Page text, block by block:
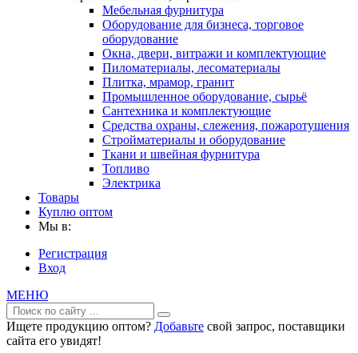
Мебельная фурнитура
Оборудование для бизнеса, торговое
оборудование
Окна, двери, витражи и комплектующие
Пиломатериалы, лесоматериалы
Плитка, мрамор, гранит
Промышленное оборудование, сырьё
Сантехника и комплектующие
Средства охраны, слежения, пожаротушения
Стройматериалы и оборудование
Ткани и швейная фурнитура
Топливо
Электрика
Товары
Куплю оптом
Мы в:
Регистрация
Вход
МЕНЮ
Ищете продукцию оптом? Добавьте свой запрос, поставщики
сайта его увидят!